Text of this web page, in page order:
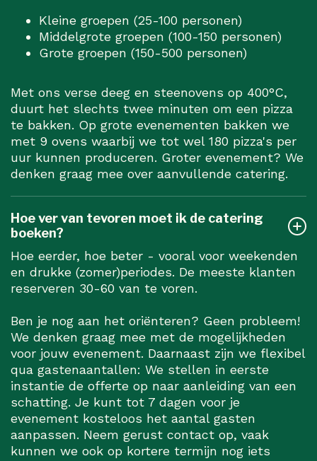
Kleine groepen (25-100 personen)
Middelgrote groepen (100-150 personen)
Grote groepen (150-500 personen)
Met ons verse deeg en steenovens op 400°C,
duurt het slechts twee minuten om een pizza
te bakken. Op grote evenementen bakken we
met 9 ovens waarbij we tot wel 180 pizza's per
uur kunnen produceren. Groter evenement? We
denken graag mee over aanvullende catering.
Hoe ver van tevoren moet ik de catering
boeken?
Hoe eerder, hoe beter - vooral voor weekenden
en drukke (zomer)periodes. De meeste klanten
reserveren 30-60 van te voren.
Ben je nog aan het oriënteren? Geen probleem!
We denken graag mee met de mogelijkheden
voor jouw evenement. Daarnaast zijn we flexibel
qua gastenaantallen: We stellen in eerste
instantie de offerte op naar aanleiding van een
schatting. Je kunt tot 7 dagen voor je
evenement kosteloos het aantal gasten
aanpassen. Neem gerust contact op, vaak
kunnen we ook op kortere termijn nog iets